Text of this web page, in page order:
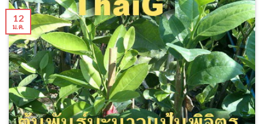
12
ม.ค.